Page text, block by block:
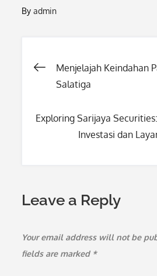
Byadmin
Post
Menjelajah Keindahan
Salatiga
Exploring Sarijaya
Investasi dan
Leave a Reply
Your email address will not be
fields are marked *